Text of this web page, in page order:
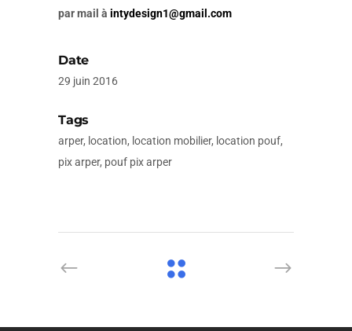
par mail à intydesign1@gmail.com
Date
29 juin 2016
Tags
arper, location, location mobilier, location pouf,
pix arper, pouf pix arper